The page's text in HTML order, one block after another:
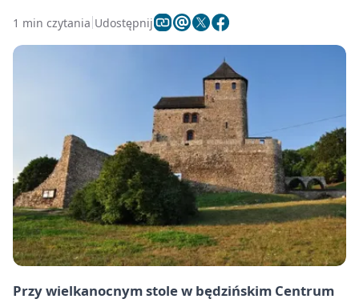
1 min czytania Udostępnij
Przy wielkanocnym stole w będzińskim Centrum